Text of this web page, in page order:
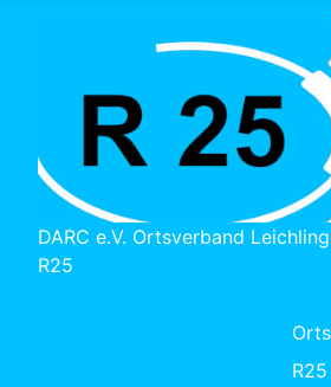
DARC e.V. Ortsverband
R25